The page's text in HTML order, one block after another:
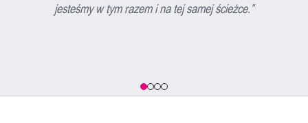
jesteśmy w tym razem i na tej samej ścieżce.”